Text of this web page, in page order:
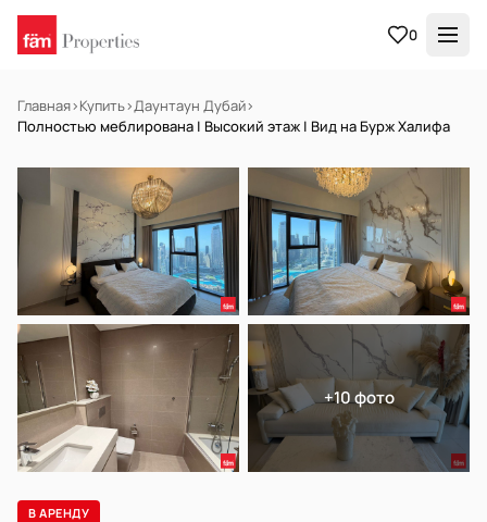
0
Главная›Купить›Даунтаун Дубай›
Полностью меблирована | Высокий этаж | Вид на Бурж Халифа
Готов к заселению
+10 фото
В АРЕНДУ